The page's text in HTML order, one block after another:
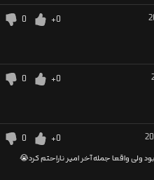
+0
0
+0
0
+0
0
ولی واقعا جمله آخر امیر ناراحتم کرد😭